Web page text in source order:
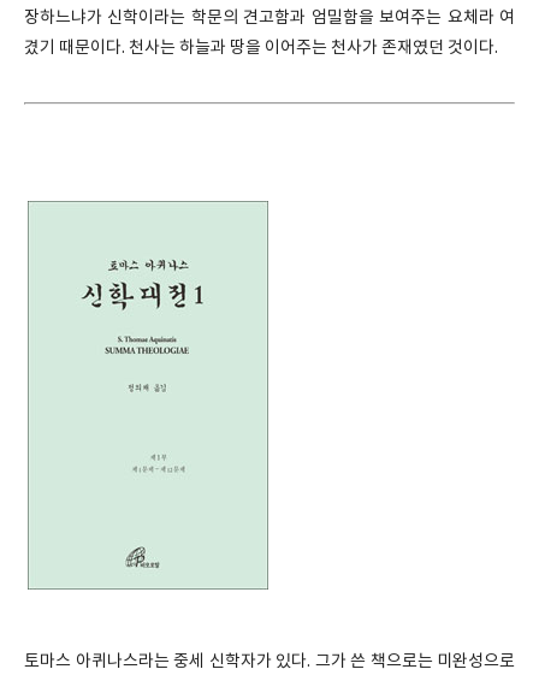
장하느냐가 신학이라는 학문의 견고함과 엄밀함을 보여주는 요체라 여
겼기 때문이다. 천사는 하늘과 땅을 이어주는 천사가 존재였던 것이다.
토마스 아퀴나스라는 중세 신학자가 있다. 그가 쓴 책으로는 미완성으로